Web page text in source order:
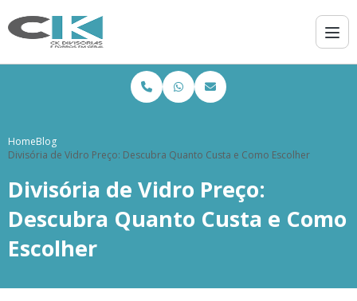
HomeBlog
Divisória de Vidro Preço: Descubra Quanto Custa e Como Escolher
Divisória de Vidro Preço:
Descubra Quanto Custa e Como
Escolher